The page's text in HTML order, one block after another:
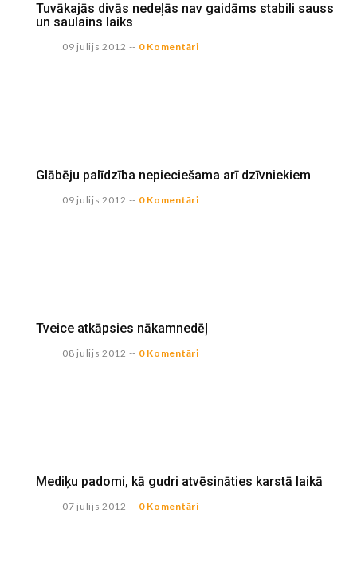
Tuvākajās divās nedeļās nav gaidāms stabili sauss
un saulains laiks
09 julijs 2012 -- 0 Komentāri
Glābēju palīdzība nepieciešama arī dzīvniekiem
09 julijs 2012 -- 0 Komentāri
Tveice atkāpsies nākamnedēļ
08 julijs 2012 -- 0 Komentāri
Mediķu padomi, kā gudri atvēsināties karstā laikā
07 julijs 2012 -- 0 Komentāri